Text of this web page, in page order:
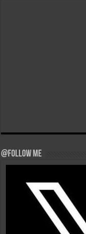
@Follow Me